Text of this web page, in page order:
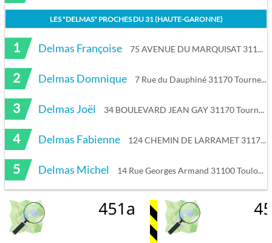
LES "DELMAS" PROCHES DU31 (HAUTE-GARONNE)
1 Delmas Françoise 75 AVENUE DU MARQUISAT 31170 Tournefeuille
2 Delmas Domnique 7 Rue du Dauphiné 31170 Tournefeuille
3 Delmas Joël 34 BOULEVARD JEAN GAY 31170 Tournefeuille
4 Delmas Fabienne 124 CHEMIN DE LARRAMET 31170 Tournefeuille
5 Delmas Michel 14 Rue Georges Armand 31100 Toulouse